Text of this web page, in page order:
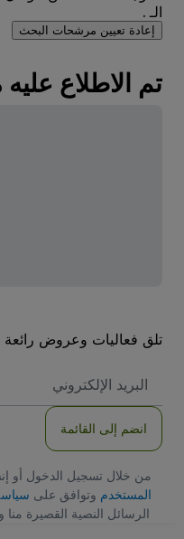
الـ .
إعادة تعيين مرشحات البحث
تم الاطلاع عليه
تلق فعاليات وعروض رائعة
الاكتروني
انضم إلى القائمة
من خلال تسجيل الدخول أو
المستخدم وتوافق على
الرسائل النصية القصيرة